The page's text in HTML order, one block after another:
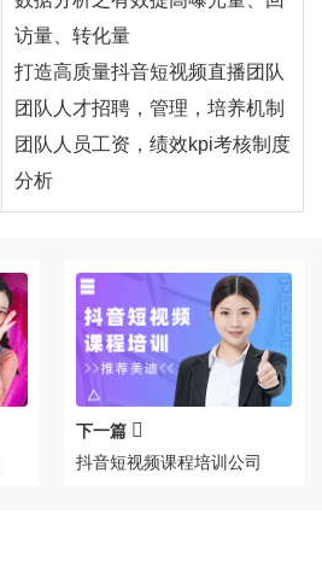
访量、转化量
打造高质量抖音短视频直播团队
团队人才招聘，管理，培养机制
团队人员工资，绩效kpi考核制度
分析
下一篇
抖音短视频课程培训公司